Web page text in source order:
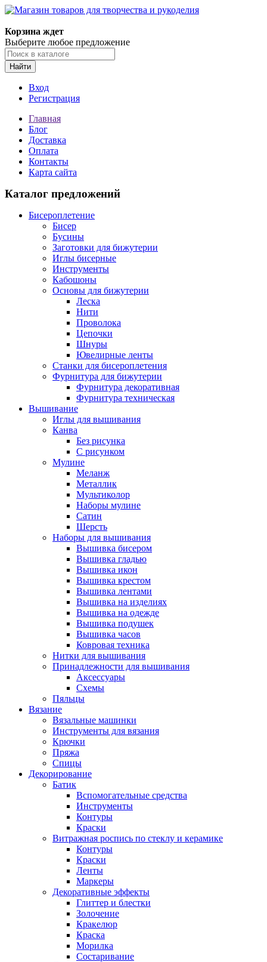
Корзина ждет
Выберите любое предложение
Найти
Вход
Регистрация
Главная
Блог
Доставка
Оплата
Контакты
Карта сайта
Каталог предложений
Бисероплетение
Бисер
Бусины
Заготовки для бижутерии
Иглы бисерные
Инструменты
Кабошоны
Основы для бижутерии
Леска
Нити
Проволока
Цепочки
Шнуры
Ювелирные ленты
Станки для бисероплетения
Фурнитура для бижутерии
Фурнитура декоративная
Фурнитура техническая
Вышивание
Иглы для вышивания
Канва
Без рисунка
С рисунком
Мулине
Меланж
Металлик
Мультиколор
Наборы мулине
Сатин
Шерсть
Наборы для вышивания
Вышивка бисером
Вышивка гладью
Вышивка икон
Вышивка крестом
Вышивка лентами
Вышивка на изделиях
Вышивка на одежде
Вышивка подушек
Вышивка часов
Ковровая техника
Нитки для вышивания
Принадлежности для вышивания
Аксессуары
Схемы
Пяльцы
Вязание
Вязальные машинки
Инструменты для вязания
Крючки
Пряжа
Спицы
Декорирование
Батик
Вспомогательные средства
Инструменты
Контуры
Краски
Витражная роспись по стеклу и керамике
Контуры
Краски
Ленты
Маркеры
Декоративные эффекты
Глиттер и блестки
Золочение
Кракелюр
Краска
Морилка
Состаривание